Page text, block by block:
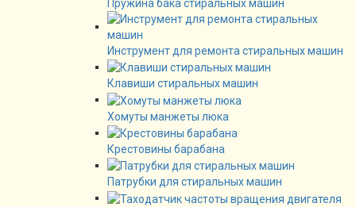
Пружина бака стиральных машин
Инструмент для ремонта стиральных машин
Клавиши стиральных машин
Хомуты манжеты люка
Крестовины барабана
Патрубки для стиральных машин